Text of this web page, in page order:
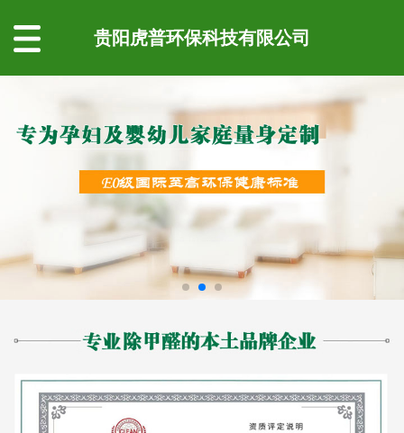
贵阳虎普环保科技有限公司